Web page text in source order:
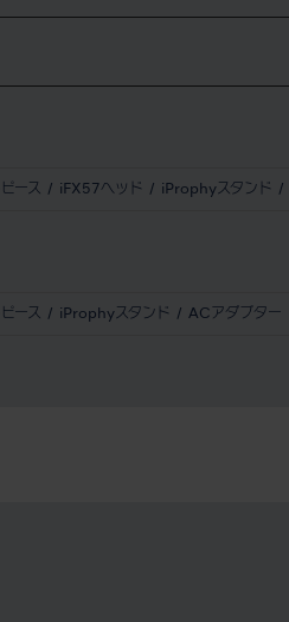
ース iFX57ヘッド iProphyスタンド
ース iProphyスタンド ACアダプター